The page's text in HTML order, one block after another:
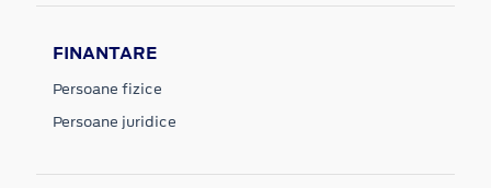
FINANTARE
Persoane fizice
Persoane juridice